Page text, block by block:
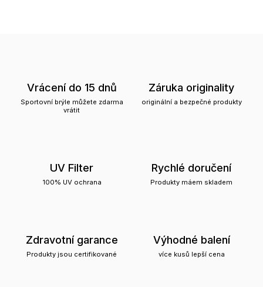
Vrácení do 15 dnů
Sportovní brýle můžete zdarma
vrátit
Záruka originality
originální a bezpečné produkty
UV Filter
100% UV ochrana
Rychlé doručení
Produkty máem skladem
Zdravotní garance
Produkty jsou certifikované
Výhodné balení
více kusů lepší cena